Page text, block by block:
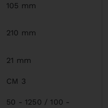
105 mm
210 mm
21 mm
CM 3
50 - 1250 / 100 -